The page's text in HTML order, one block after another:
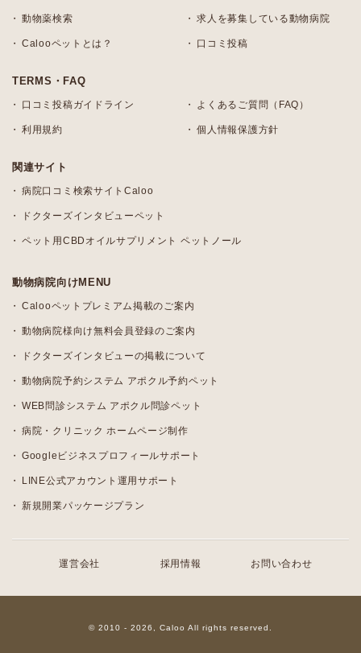
動物薬検索 求人を募集している動物病院
Calooペットとは？ 口コミ投稿
TERMS・FAQ
口コミ投稿ガイドライン よくあるご質問（FAQ）
利用規約 個人情報保護方針
関連サイト
病院口コミ検索サイトCaloo
ドクターズインタビューペット
ペット用CBDオイルサプリメント ペットノール
動物病院向けMENU
Calooペットプレミアム掲載のご案内
動物病院様向け無料会員登録のご案内
ドクターズインタビューの掲載について
動物病院予約システム アポクル予約ペット
WEB問診システム アポクル問診ペット
病院・クリニック ホームページ制作
Googleビジネスプロフィールサポート
LINE公式アカウント運用サポート
新規開業パッケージプラン
運営会社 採用情報 お問い合わせ
© 2010 - 2026, Caloo All rights reserved.